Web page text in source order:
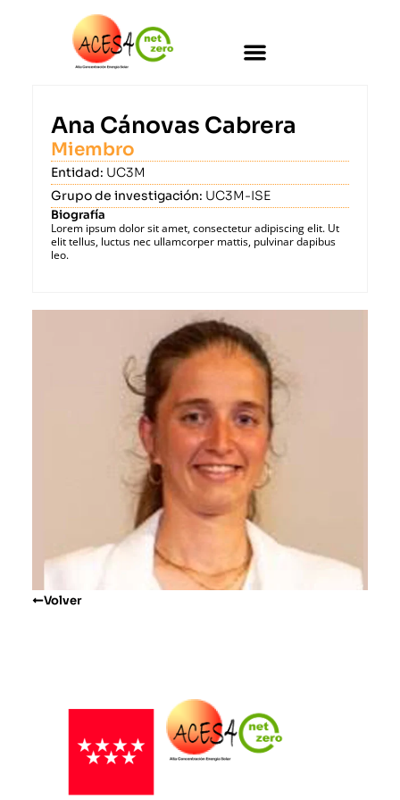
Volver
Ana Cánovas Cabrera
Miembro
Entidad: UC3M
Grupo de investigación: UC3M-ISE
Biografía
Lorem ipsum dolor sit amet, consectetur adipiscing elit. Ut
elit tellus, luctus nec ullamcorper mattis, pulvinar dapibus
leo.